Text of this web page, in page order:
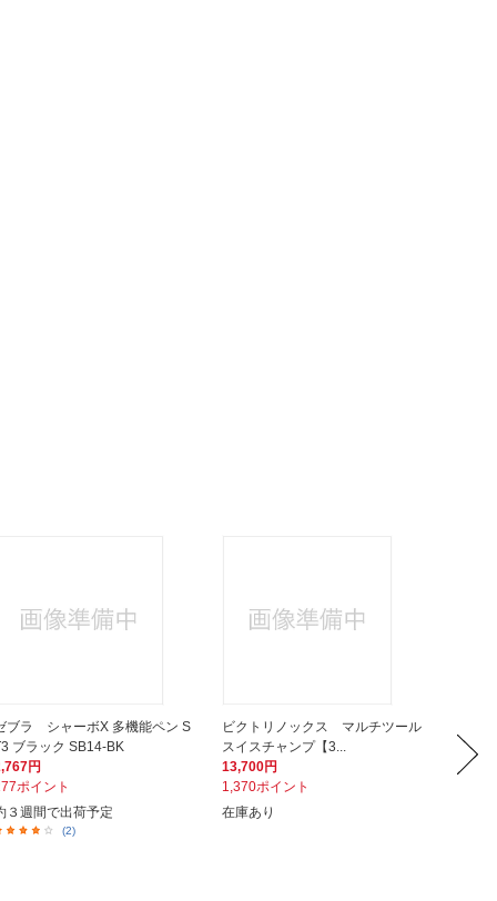
ブラ シャーボX 多機能ペン S
ブラック SB14-BK
円
ポイント
３週間で出荷予定
(2)
ビクトリノックス マルチツール
スイスチャンプ【3...
13,700円
1,370ポイント
在庫あり
1,485円
149ポ